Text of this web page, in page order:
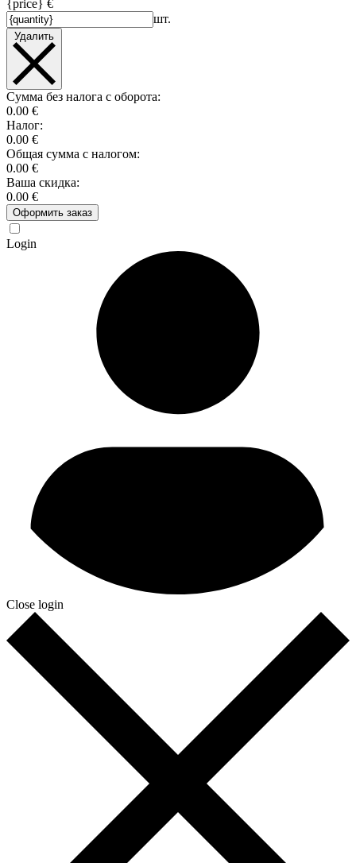
{price} €
шт.
Удалить
Сумма без налога с оборота:
0.00 €
Налог:
0.00 €
Общая сумма с налогом:
0.00 €
Ваша скидка:
0.00 €
Оформить заказ
Login
Close login